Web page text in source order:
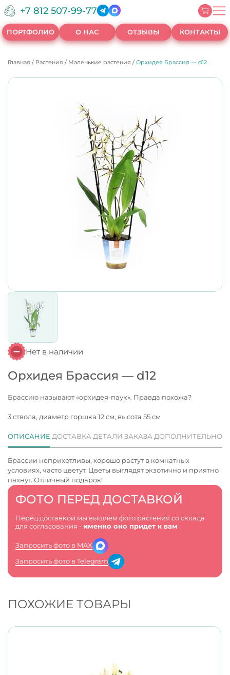
+7 812 507-99-77
ПОРТФОЛИО О НАС ОТЗЫВЫ КОНТАКТЫ
Главная / Растения / Маленькие растения /Орхидея Брассия — d12
Нет в наличии
Орхидея Брассия — d12
Брассию называют «орхидея-паук». Правда похожа?
3 ствола, диаметр горшка 12 см, высота 55 см
ФОТО ПЕРЕД ДОСТАВКОЙ
Перед доставкой мы вышлем фото растения со склада
для согласования - именно оно придет к вам
Запросить фото в MAX
Запросить фото в Telegram
ОПИСАНИЕ ДОСТАВКА ДЕТАЛИ ЗАКАЗА ДОПОЛНИТЕЛЬНО
Брассии неприхотливы, хорошо растут в комнатных
условиях, часто цветут. Цветы выглядят экзотично и приятно
пахнут. Отличный подарок!
ПОХОЖИЕ ТОВАРЫ